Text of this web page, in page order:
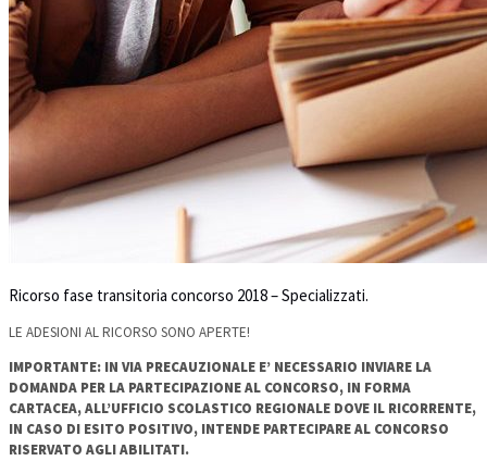
Ricorso fase transitoria concorso 2018 – Specializzati.
LE ADESIONI AL RICORSO SONO APERTE!
IMPORTANTE: IN VIA PRECAUZIONALE E’ NECESSARIO INVIARE LA
DOMANDA PER LA PARTECIPAZIONE AL CONCORSO, IN FORMA
CARTACEA, ALL’UFFICIO SCOLASTICO REGIONALE DOVE IL RICORRENTE,
IN CASO DI ESITO POSITIVO, INTENDE PARTECIPARE AL CONCORSO
RISERVATO AGLI ABILITATI.